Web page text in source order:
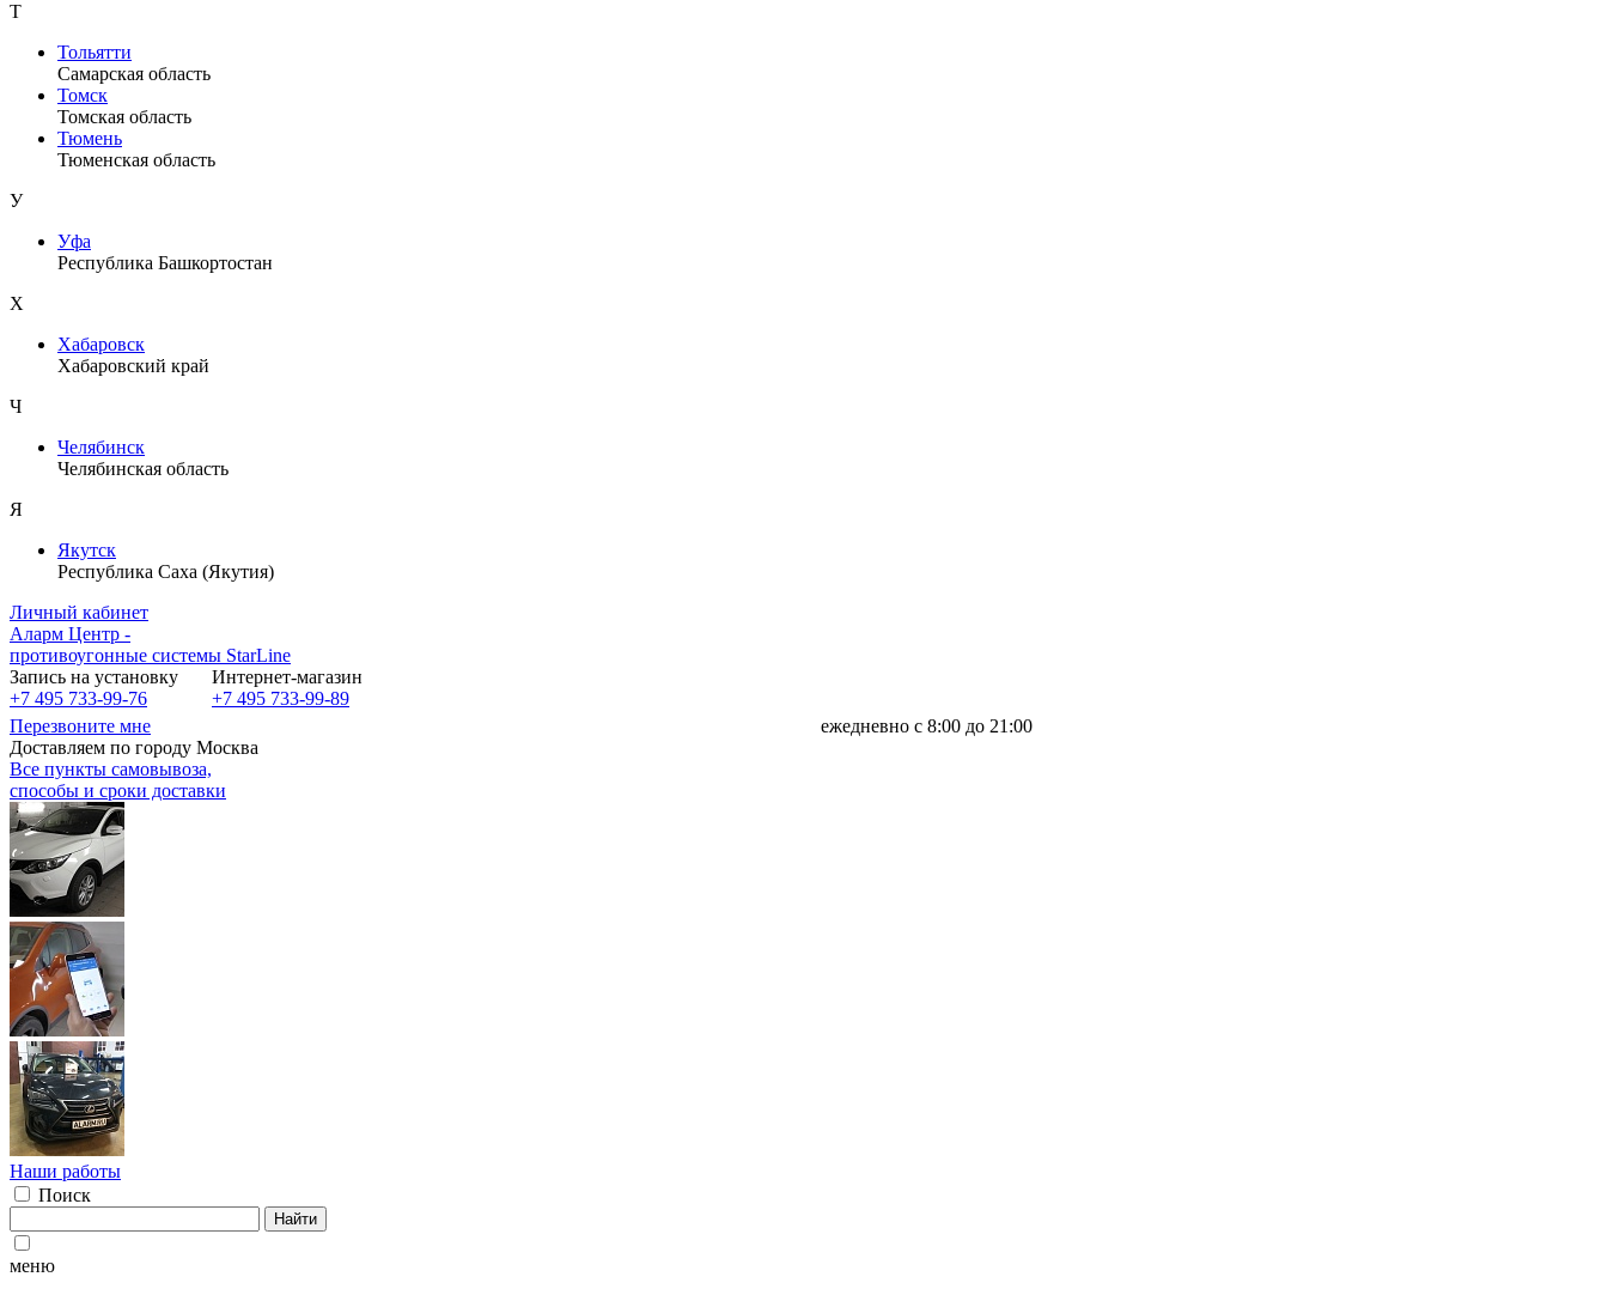
Т
Тольятти
Самарская область
Томск
Томская область
Тюмень
Тюменская область
У
Уфа
Республика Башкортостан
Х
Хабаровск
Хабаровский край
Ч
Челябинск
Челябинская область
Я
Якутск
Республика Саха (Якутия)
Личный кабинет
Аларм Центр -
противоугонные системы StarLine
Запись на установку
+7 495 733-99-76
Интернет-магазин
+7 495 733-99-89
Перезвоните мне
ежедневно с 8:00 до 21:00
Доставляем по городу Москва
Все пункты самовывоза,
способы и сроки доставки
Наши работы
Поиск
Найти
меню